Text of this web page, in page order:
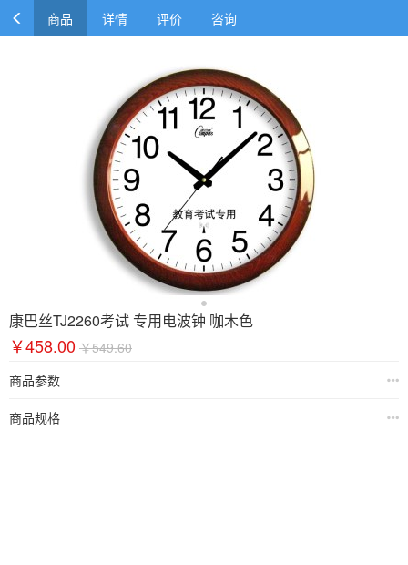
商品 详情 评价 咨询
康巴丝TJ2260考试 专用电波钟 咖木色
￥458.00 ￥549.60
商品参数
商品规格